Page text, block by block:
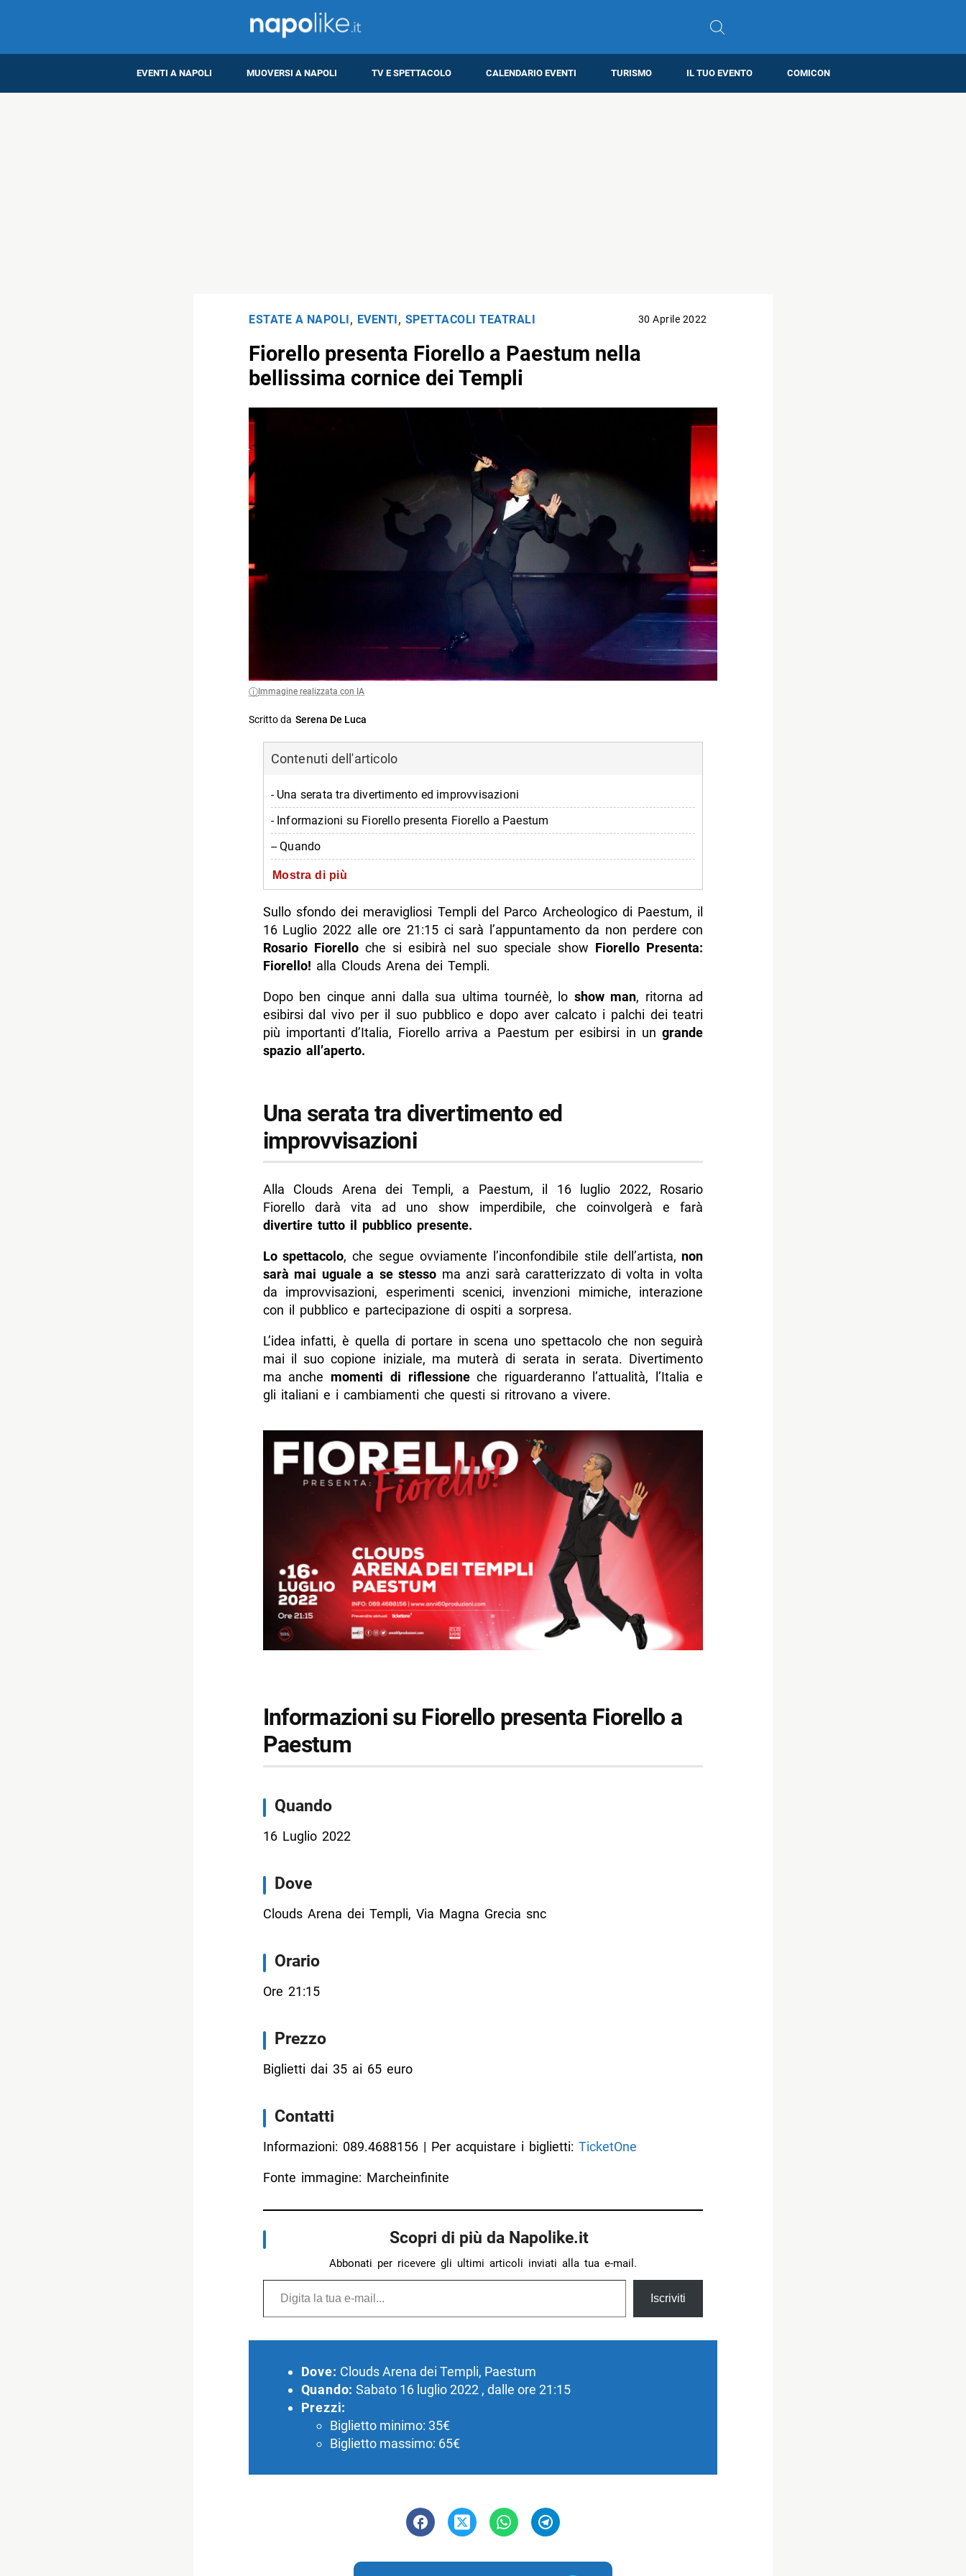
EVENTI A NAPOLI MUOVERSI A NAPOLI TV E SPETTACOLO CALENDARIO EVENTI TURISMO IL TUO EVENTO COMICON
ESTATE A NAPOLI , EVENTI , SPETTACOLI TEATRALI 30 Aprile 2022
Fiorello presenta Fiorello a Paestum nella
bellissima cornice dei Templi
Immagine realizzata con IA
Scritto da Serena De Luca
Contenuti dell'articolo
- Una serata tra divertimento ed improvvisazioni
- Informazioni su Fiorello presenta Fiorello a Paestum
-- Quando
-- Dove
-- Prezzo
-- Contatti
Mostra di più
Sullo sfondo dei meravigliosi Templi del Parco Archeologico di Paestum, il
16 Luglio 2022 alle ore 21:15 ci sarà l’appuntamento da non perdere con
Rosario Fiorello che si esibirà nel suo speciale show Fiorello Presenta:
Fiorello! alla Clouds Arena dei Templi.
Dopo ben cinque anni dalla sua ultima tournéè, lo show man, ritorna ad
esibirsi dal vivo per il suo pubblico e dopo aver calcato i palchi dei teatri
più importanti d’Italia, Fiorello arriva a Paestum per esibirsi in un grande
spazio all’aperto.
Una serata tra divertimento ed
improvvisazioni
Alla Clouds Arena dei Templi, a Paestum, il 16 luglio 2022, Rosario
Fiorello darà vita ad uno show imperdibile, che coinvolgerà e farà
divertire tutto il pubblico presente.
Lo spettacolo, che segue ovviamente l’inconfondibile stile dell’artista, non
sarà mai uguale a se stesso ma anzi sarà caratterizzato di volta in volta
da improvvisazioni, esperimenti scenici, invenzioni mimiche, interazione
con il pubblico e partecipazione di ospiti a sorpresa.
L’idea infatti, è quella di portare in scena uno spettacolo che non seguirà
mai il suo copione iniziale, ma muterà di serata in serata. Divertimento
ma anche momenti di riflessioneche riguarderanno l’attualità, l’Italia e
gli italiani e i cambiamenti che questi si ritrovano a vivere.
Informazioni su Fiorello presenta Fiorello a
Paestum
Quando
16 Luglio 2022
Dove
Clouds Arena dei Templi, Via Magna Grecia snc
Orario
Ore 21:15
Prezzo
Biglietti dai 35 ai 65 euro
Contatti
Informazioni: 089.4688156 | Per acquistare i biglietti: TicketOne
Fonte immagine: Marcheinfinite
Scopri di più da Napolike.it
Abbonati per ricevere gli ultimi articoli inviati alla tua e-mail.
Digita la tua e-mail...
Iscriviti
Dove: Clouds Arena dei Templi, Paestum
Quando: Sabato 16 luglio 2022 , dalle ore 21:15
Prezzi:
Biglietto minimo: 35€
Biglietto massimo: 65€